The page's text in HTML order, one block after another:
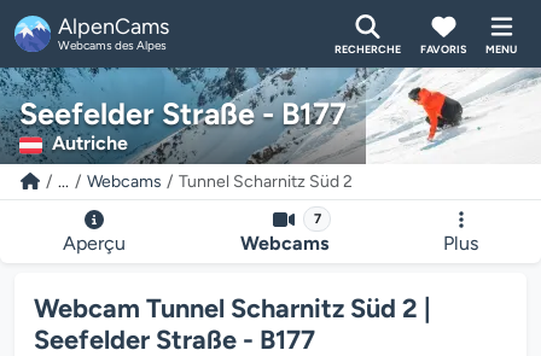
AlpenCams
Webcams des Alpes RECHERCHE FAVORIS MENU
Seefelder Straße - B177
Autriche
... Webcams Tunnel Scharnitz Süd 2
Aperçu
7
Webcams Plus
Webcam Tunnel Scharnitz Süd 2 |
Seefelder Straße - B177